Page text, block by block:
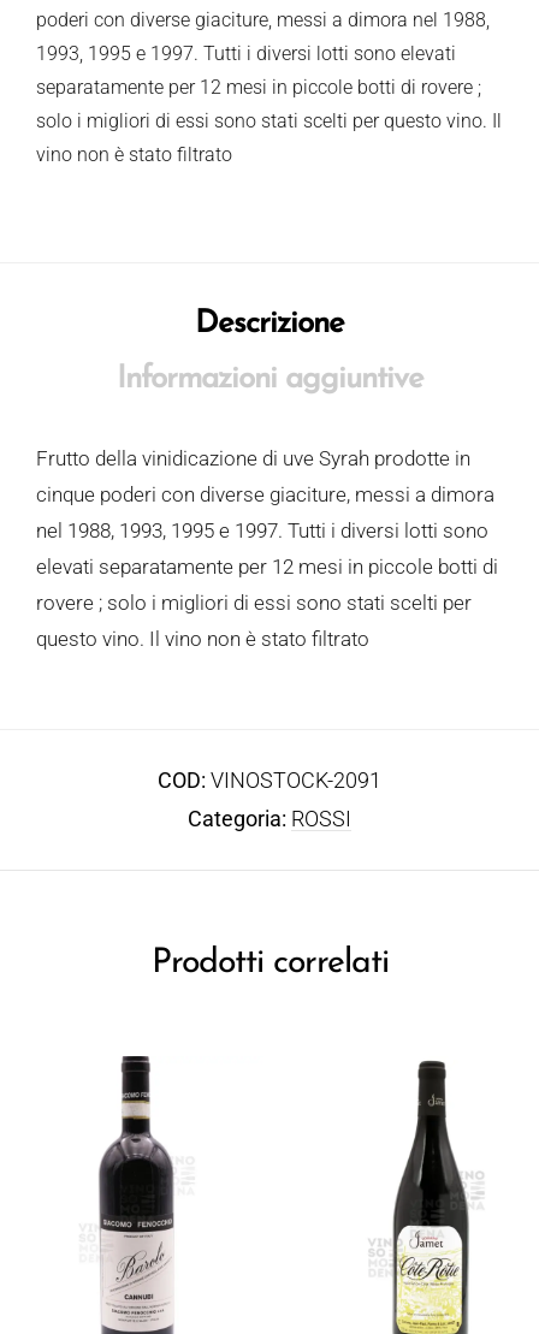
poderi con diverse giaciture, messi a dimora nel 1988,
1993, 1995 e 1997. Tutti i diversi lotti sono elevati
separatamente per 12 mesi in piccole botti di rovere ;
solo i migliori di essi sono stati scelti per questo vino. Il
vino non è stato filtrato
Descrizione
Informazioni aggiuntive
Frutto della vinidicazione di uve Syrah prodotte in
cinque poderi con diverse giaciture, messi a dimora
nel 1988, 1993, 1995 e 1997. Tutti i diversi lotti sono
elevati separatamente per 12 mesi in piccole botti di
rovere ; solo i migliori di essi sono stati scelti per
questo vino. Il vino non è stato filtrato
COD: VINOSTOCK-2091
Categoria: ROSSI
Prodotti correlati